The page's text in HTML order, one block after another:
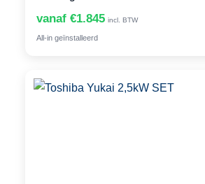
vanaf €1.845 incl. BTW
All-in geïnstalleerd